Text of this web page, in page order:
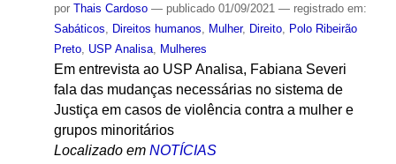
por Thais Cardoso — publicado01/09/2021 — registrado em:
Sabáticos
Direitos humanos Mulher, Direito,
Polo Ribeirão
Preto, USP Analisa, Mulheres
Em entrevista ao USP Analisa, Fabiana Severi
fala das mudanças necessárias no sistema de
Justiça em casos de violência contra a mulher e
grupos minoritários
Localizado em NOTÍCIAS